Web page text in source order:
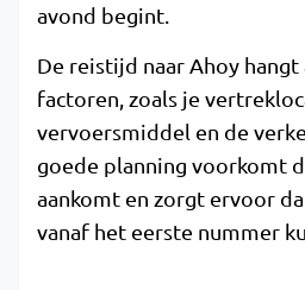
avond begint.
De reistijd naar Ahoy
factoren, zoals je
vervoersmiddel en de
goede planning voorkomt
aankomt en zorgt ervoor
vanaf het eerste nummer